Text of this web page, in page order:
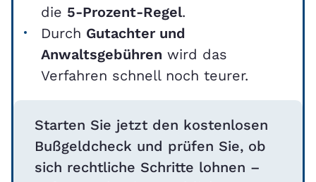
die 5-Prozent-Regel.
Durch Gutachter und
Anwaltsgebühren wird das
Verfahren schnell noch teurer.
Starten Sie jetzt den kostenlosen
Bußgeldcheck und prüfen Sie, ob
sich rechtliche Schritte lohnen –